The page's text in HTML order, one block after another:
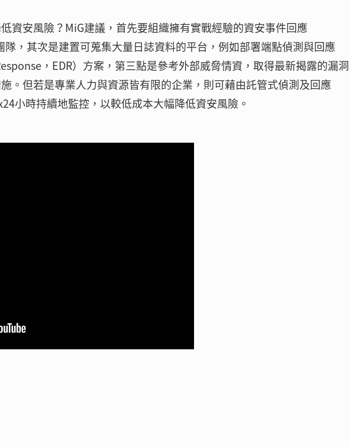
資安風險？MiG建議，首先要組織擁有實戰經驗的資安事件回應
隊，其次是建置可蒐集大量日誌資料的平台，例如部署端點偵測與回應
，EDR）方案，第三點是參考外部威脅情資，取得最新揭露的漏洞
。但若是專業人力與資源皆有限的企業，則可藉由託管式偵測及回應
小時持續地監控，以較低成本大幅降低資安風險。